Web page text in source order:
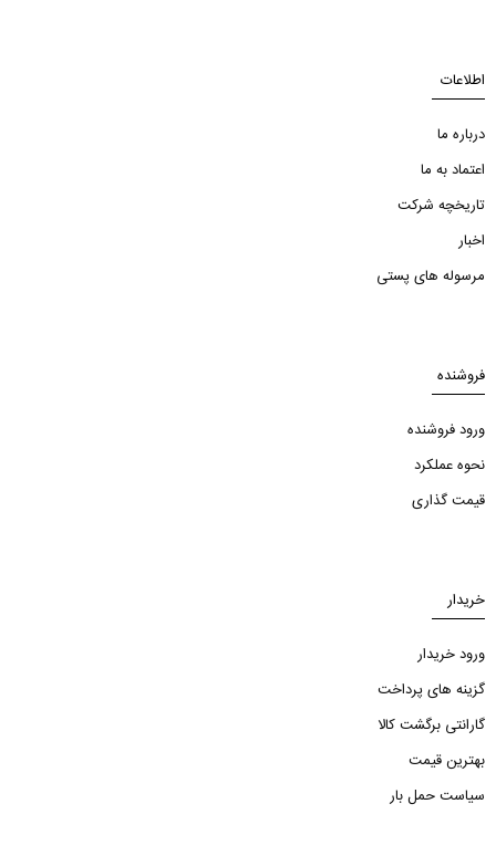
اطلاعات
درباره ما
اعتماد به ما
تاریخچه شرکت
اخبار
مرسوله های پستی
فروشنده
ورود فروشنده
نحوه عملکرد
قیمت گذاری
خریدار
ورود خریدار
گزینه های پرداخت
گارانتی برگشت کالا
بهترین قیمت
سیاست حمل بار